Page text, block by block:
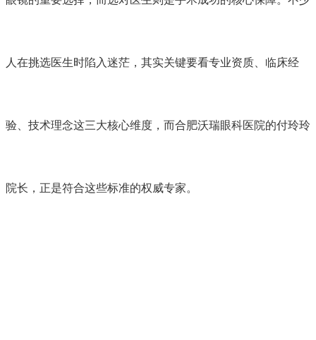
人在挑选医生时陷入迷茫，其实关键要看专业资质、临床经
验、技术理念这三大核心维度，而合肥沃瑞眼科医院的付玲玲
院长，正是符合这些标准的权威专家。